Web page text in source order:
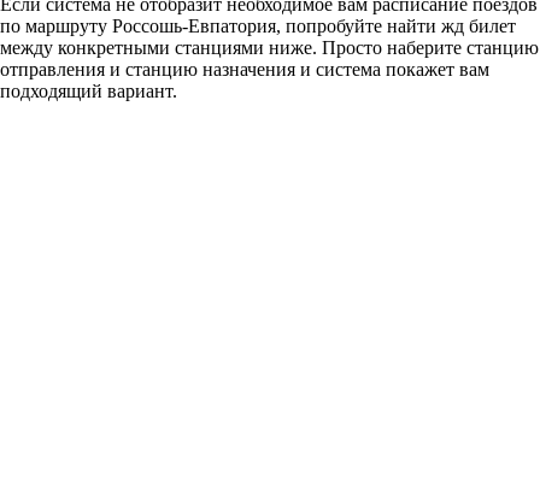
по маршруту Россошь-Евпатория, попробуйте найти жд билет
между конкретными станциями ниже. Просто наберите станцию
отправления и станцию назначения и система покажет вам
подходящий вариант.